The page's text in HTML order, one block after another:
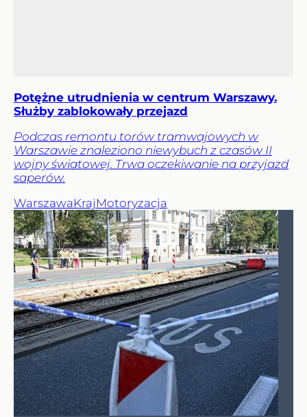
Potężne utrudnienia w centrum Warszawy.
Służby zablokowały przejazd
Podczas remontu torów tramwajowych w
Warszawie znaleziono niewybuch z czasów II
wojny światowej. Trwa oczekiwanie na przyjazd
saperów.
WarszawaKraj Motoryzacja